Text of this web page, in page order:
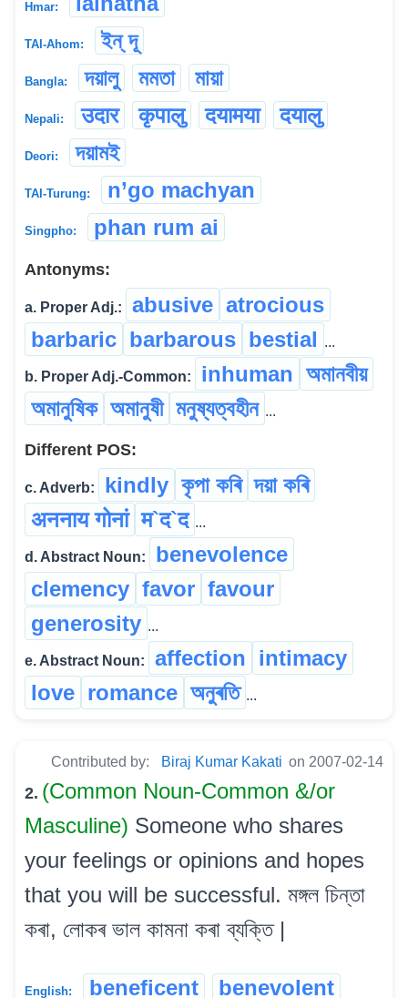
Hmar:
TAI-Ahom: ইন্ দূ
Bangla: দয়ালু মমতা মায়া
Nepali: उदार कृपालु दयामया दयालु
Deori: দয়ামই
TAI-Turung: n’go machyan
Singpho: phan rum ai
Antonyms:
a. Proper Adj.: abusive atrocious
barbaric barbarous bestial ...
b. Proper Adj.-Common: inhuman অমানবীয়
অমানুষিক অমানুষী মনুষ্যত্বহীন ...
Different POS:
c. Adverb: kindly কৃপা কৰি দয়া কৰি
अननाय गोनां म`द`द ...
d. Abstract Noun:
benevolence
clemency favor favour
generosity ...
e. Abstract Noun: affection intimacy
love romance অনুৰতি ...
Contributed by: Biraj Kumar Kakati on 2007-02-14
2. (Common Noun-Common &/or
Masculine) Someone who shares
your feelings or opinions and hopes
that you will be successful. মঙ্গল চিন্তা
কৰা, লোকৰ ভাল কামনা কৰা ব্যক্তি |
English: beneficent benevolent